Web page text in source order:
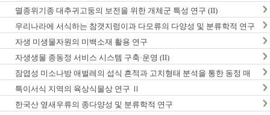
멸종위기종 대추귀고둥의 보전을 위한 개체군 특성 연구 (II)
우리나라에 서식하는 참갯지렁이과 다모류의 다양성 및 분류학적 연구
(I)
자생 미생물자원의 미백소재 활용 연구
자생생물 종동정 서비스 시스템 구축·운영 (II)
잠엽성 미소나방 애벌레의 섭식 흔적과 고치형태 분석을 통한 동정 매
뉴얼 개발 및 생활사 연구
특이서식 지역의 육상식물상 연구 Ⅱ
한국산 옆새우류의 종다양성 및 분류학적 연구